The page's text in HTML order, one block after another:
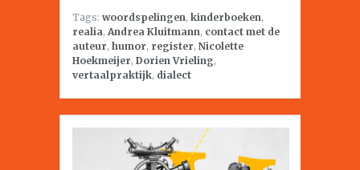
Tags: woordspelingen, kinderboeken,
realia, Andrea Kluitmann, contact met de
auteur, humor, register, Nicolette
Hoekmeijer, Dorien Vrieling,
vertaalpraktijk, dialect